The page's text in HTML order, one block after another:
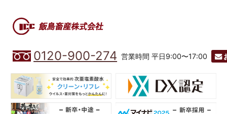
0120-900-274 営業時間 平日9:00〜17:00